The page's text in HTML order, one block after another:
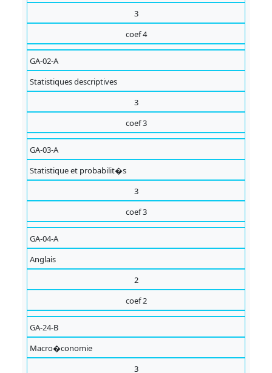
3
coef 4
GA-02-A
Statistiques descriptives
3
coef 3
GA-03-A
Statistique et probabilit�s
3
coef 3
GA-04-A
Anglais
2
coef 2
GA-24-B
Macro�conomie
3